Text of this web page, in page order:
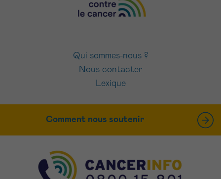
Qui sommes-nous ?
Nous contacter
Lexique
Comment nous soutenir